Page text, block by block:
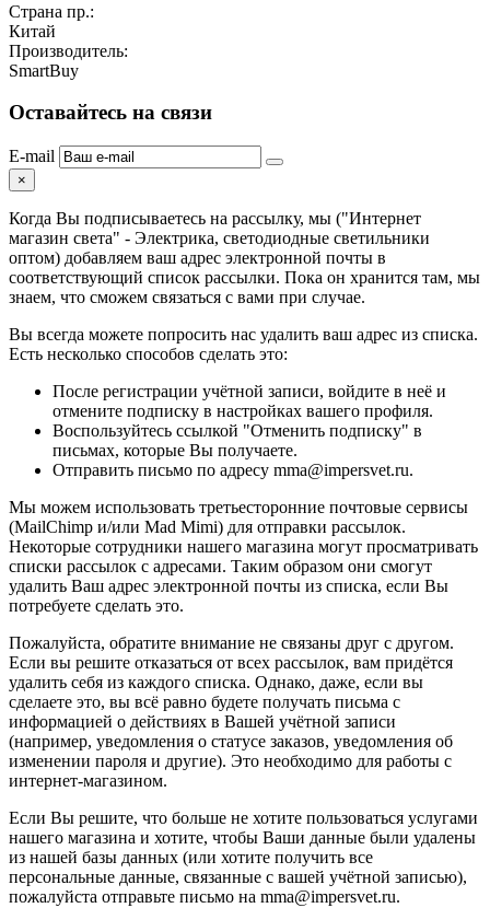
Страна пр.:
Китай
Производитель:
SmartBuy
Оставайтесь на связи
E-mail
×
Когда Вы подписываетесь на рассылку, мы ("Интернет
магазин света" - Электрика, светодиодные светильники
оптом) добавляем ваш адрес электронной почты в
соответствующий список рассылки. Пока он хранится там, мы
знаем, что сможем связаться с вами при случае.
Вы всегда можете попросить нас удалить ваш адрес из списка.
Есть несколько способов сделать это:
После регистрации учётной записи, войдите в неё и
отмените подписку в настройках вашего профиля.
Воспользуйтесь ссылкой "Отменить подписку" в
письмах, которые Вы получаете.
Отправить письмо по адресу mma@impersvet.ru.
Мы можем использовать третьесторонние почтовые сервисы
(MailChimp и/или Mad Mimi) для отправки рассылок.
Некоторые сотрудники нашего магазина могут просматривать
списки рассылок с адресами. Таким образом они смогут
удалить Ваш адрес электронной почты из списка, если Вы
потребуете сделать это.
Пожалуйста, обратите внимание не связаны друг с другом.
Если вы решите отказаться от всех рассылок, вам придётся
удалить себя из каждого списка. Однако, даже, если вы
сделаете это, вы всё равно будете получать письма с
информацией о действиях в Вашей учётной записи
(например, уведомления о статусе заказов, уведомления об
изменении пароля и другие). Это необходимо для работы с
интернет-магазином.
Если Вы решите, что больше не хотите пользоваться услугами
нашего магазина и хотите, чтобы Ваши данные были удалены
из нашей базы данных (или хотите получить все
персональные данные, связанные с вашей учётной записью),
пожалуйста отправьте письмо на mma@impersvet.ru.